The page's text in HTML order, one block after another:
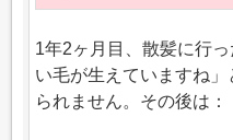
1年2ヶ月目、散髪に行
い毛が生えていますね
られません。その後は：